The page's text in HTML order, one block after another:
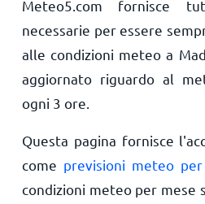
Meteo5.com fornisce
necessarie per essere
alle condizioni meteo a
aggiornato riguardo al
ogni 3 ore.
Questa pagina fornisce
come previsioni meteo
condizioni meteo per mese